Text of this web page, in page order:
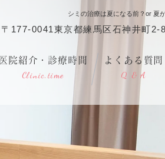
シミの治療は夏になる前？or 夏
〒177-0041東京都練馬区石神井町2-
医院紹介・診療時間
Clinic,time
よくある質問
Q & A